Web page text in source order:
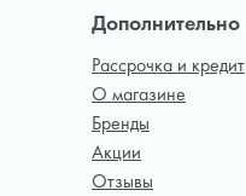
Дополнительно
Рассрочка и кредит
О магазине
Бренды
Акции
Отзывы